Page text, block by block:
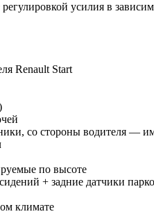
усилия в
Renault Start
со стороны водителя —
по высоте
+ задние датчики
климате